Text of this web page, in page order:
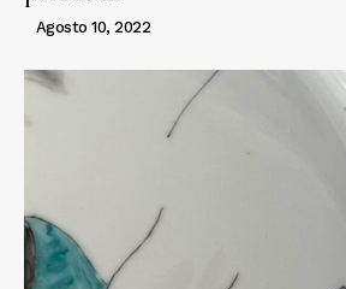
Agosto 10, 2022